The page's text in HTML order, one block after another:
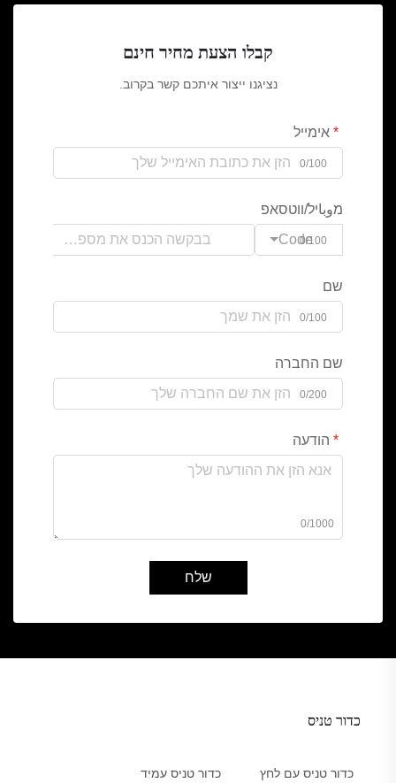
קבלו הצעת מחיר חינם
נציגנו ייצור איתכם קשר בקרוב.
אימייל
0/100
מوباיל/ווטסאפ
Code0/100
שם
0/100
שם החברה
0/200
הודעה
0/1000
שלח
כדור טניס
כדור טניס עם לחץ כדור טניס עמיד